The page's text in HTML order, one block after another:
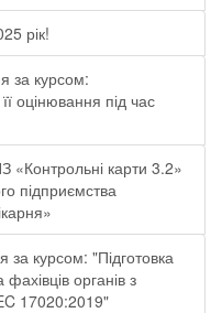
рік!
за курсом:
оцінювання під час
карти 3.2»
підприємства
за курсом: "Підготовка
фахівців органів з
17020:2019"